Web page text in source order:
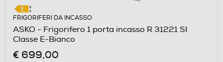
FRIGORIFERI DA INCASSO
ASKO - Frigorifero 1 porta incasso R 31221 SI
Classe E-Bianco
€ 699,00